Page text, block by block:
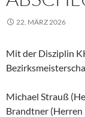
22. MÄRZ 2026
Mit der Disziplin
Michael Strauß
Brandtner (Herren